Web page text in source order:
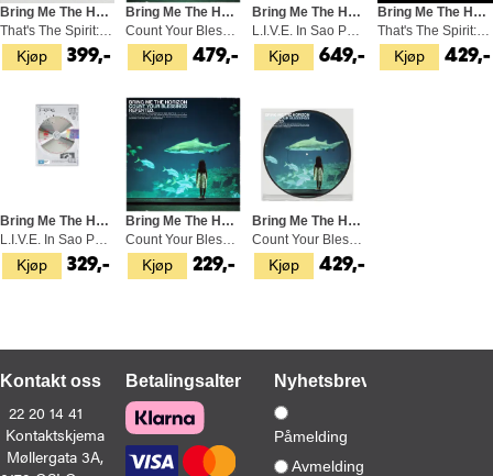
Kjøp
Bring Me The Horizon
That's The Spirit: 10th… - LTD (LP)
399,- Kjøp
Bring Me The Horizon
Count Your Blessings - Repented (LP)
479,- Kjøp
Bring Me The Horizon
L.I.V.E. In Sao Paolo (2LP)
649,- Kjøp
Bring Me The Horizon
That's The Spirit: 10th… - LTD (LP)
429,-
Kjøp
Bring Me The Horizon
329,- Kjøp
Bring Me The Horizon
229,- Kjøp
Bring Me The Horizon
Count Your Blessings - Repented (LP)
429,-
Kontakt oss
22 20 14 41
Kontaktskjema
Møllergata 3A,
BetalingsalternativerNyhetsbrev
Påmelding
Avmelding